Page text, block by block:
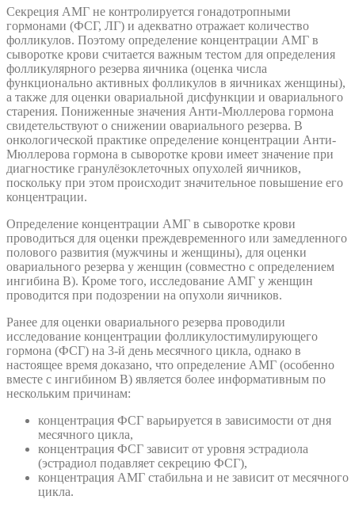
Секреция АМГ не контролируется гонадотропными
гормонами (ФСГ, ЛГ) и адекватно отражает количество
фолликулов. Поэтому определение концентрации АМГ в
сыворотке крови считается важным тестом для определения
фолликулярного резерва яичника (оценка числа
функционально активных фолликулов в яичниках женщины),
а также для оценки овариальной дисфункции и овариального
старения. Пониженные значения Анти-Мюллерова гормона
свидетельствуют о снижении овариального резерва. В
онкологической практике определение концентрации Анти-
Мюллерова гормона в сыворотке крови имеет значение при
диагностике гранулёзоклеточных опухолей яичников,
поскольку при этом происходит значительное повышение его
концентрации.
Определение концентрации АМГ в сыворотке крови
проводиться для оценки преждевременного или замедленного
полового развития (мужчины и женщины), для оценки
овариального резерва у женщин (совместно с определением
ингибина В). Кроме того, исследование АМГ у женщин
проводится при подозрении на опухоли яичников.
Ранее для оценки овариального резерва проводили
исследование концентрации фолликулостимулирующего
гормона (ФСГ) на 3-й день месячного цикла, однако в
настоящее время доказано, что определение АМГ (особенно
вместе с ингибином B) является более информативным по
нескольким причинам:
концентрация ФСГ варьируется в зависимости от дня
месячного цикла,
концентрация ФСГ зависит от уровня эстрадиола
(эстрадиол подавляет секрецию ФСГ),
концентрация АМГ стабильна и не зависит от месячного
цикла.